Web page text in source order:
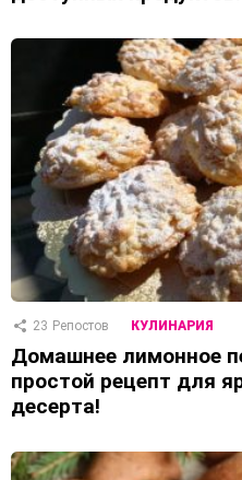
23 Репостов КУЛИНАРИЯ
Домашнее лимонное
простой рецепт для
десерта!